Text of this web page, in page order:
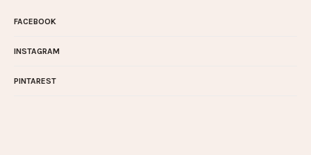
FACEBOOK
INSTAGRAM
PINTAREST